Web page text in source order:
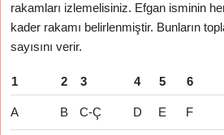
rakamları izlemelisiniz. Efgan isminin
kader rakamı belirlenmiştir. Bunların
sayısını verir.
1 2 3 4 5 6
A B C-Ç D E F